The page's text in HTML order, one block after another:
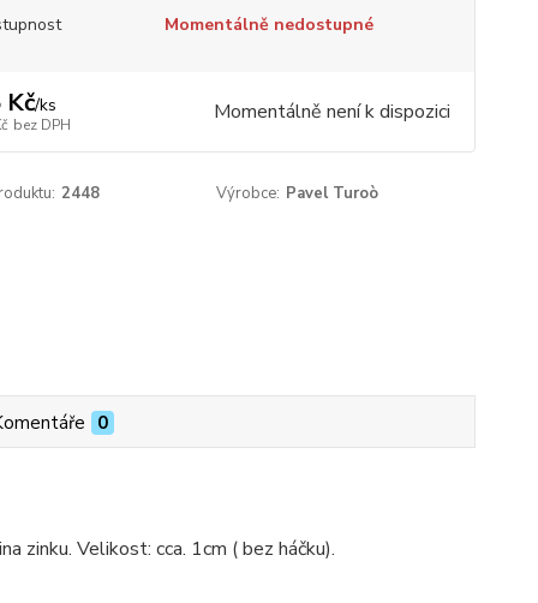
Momentálně nedostupné
Kč/ks
bez DPH Momentálně není k dispozici
2448 Výrobce: Pavel Turoò
0
zinku. Velikost: cca. 1cm ( bez háčku).